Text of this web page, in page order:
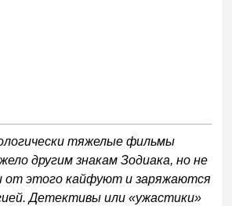
тяжелые фильмы
другим знакам Зодиака, но не
от этого кайфуют и заряжаются
Детективы или «ужастики»